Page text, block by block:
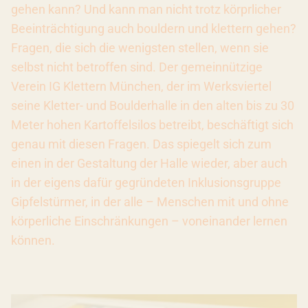
gehen kann? Und kann man nicht trotz körprlicher
Beeinträchtigung auch bouldern und klettern gehen?
Fragen, die sich die wenigsten stellen, wenn sie
selbst nicht betroffen sind. Der gemeinnützige
Verein IG Klettern München, der im Werksviertel
seine Kletter- und Boulderhalle in den alten bis zu 30
Meter hohen Kartoffelsilos betreibt, beschäftigt sich
genau mit diesen Fragen. Das spiegelt sich zum
einen in der Gestaltung der Halle wieder, aber auch
in der eigens dafür gegründeten Inklusionsgruppe
Gipfelstürmer, in der alle – Menschen mit und ohne
körperliche Einschränkungen – voneinander lernen
können.